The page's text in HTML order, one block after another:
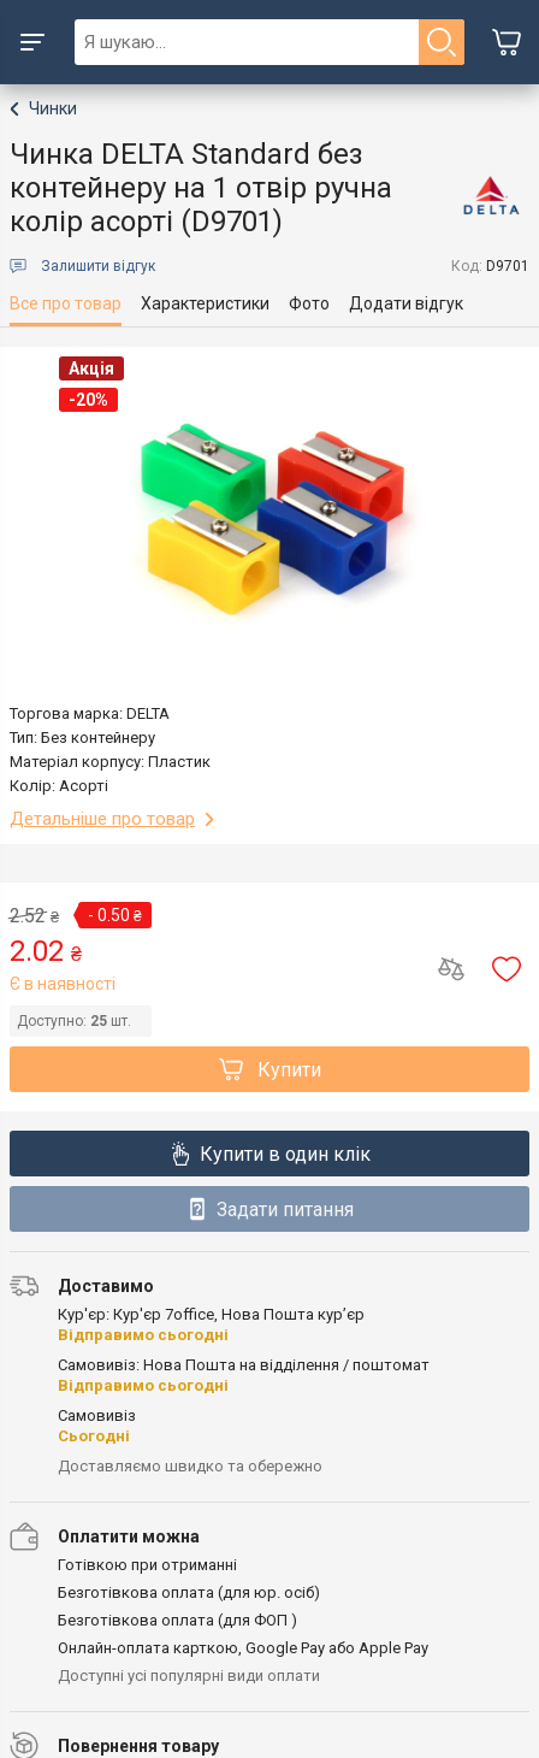
Чинки
Чинка DELTA Standard без
контейнеру на 1 отвір ручна
колір асорті (D9701)
Залишити відгук Код: D9701
Все про товар Характеристики Фото Додати відгук
Акція
-20%
Торгова марка: DELTA
Тип: Без контейнеру
Матеріал корпусу: Пластик
Колір: Асорті
Детальніше про товар
2.52 ₴ - 0.50 ₴
2.02 ₴
Є в наявності
Доступно: 25 шт.
Купити
Купити в один клік
Задати питання
Доставимо
Кур'єр: Кур'єр 7office, Нова Пошта кур’єр
Відправимо сьогодні
Самовивіз: Нова Пошта на відділення / поштомат
Відправимо сьогодні
Самовивіз
Сьогодні
Доставляємо швидко та обережно
Оплатити можна
Готівкою при отриманні
Безготівкова оплата (для юр. осіб)
Безготівкова оплата (для ФОП )
Онлайн-оплата карткою, Google Pay або Apple Pay
Доступні усі популярні види оплати
Повернення товару